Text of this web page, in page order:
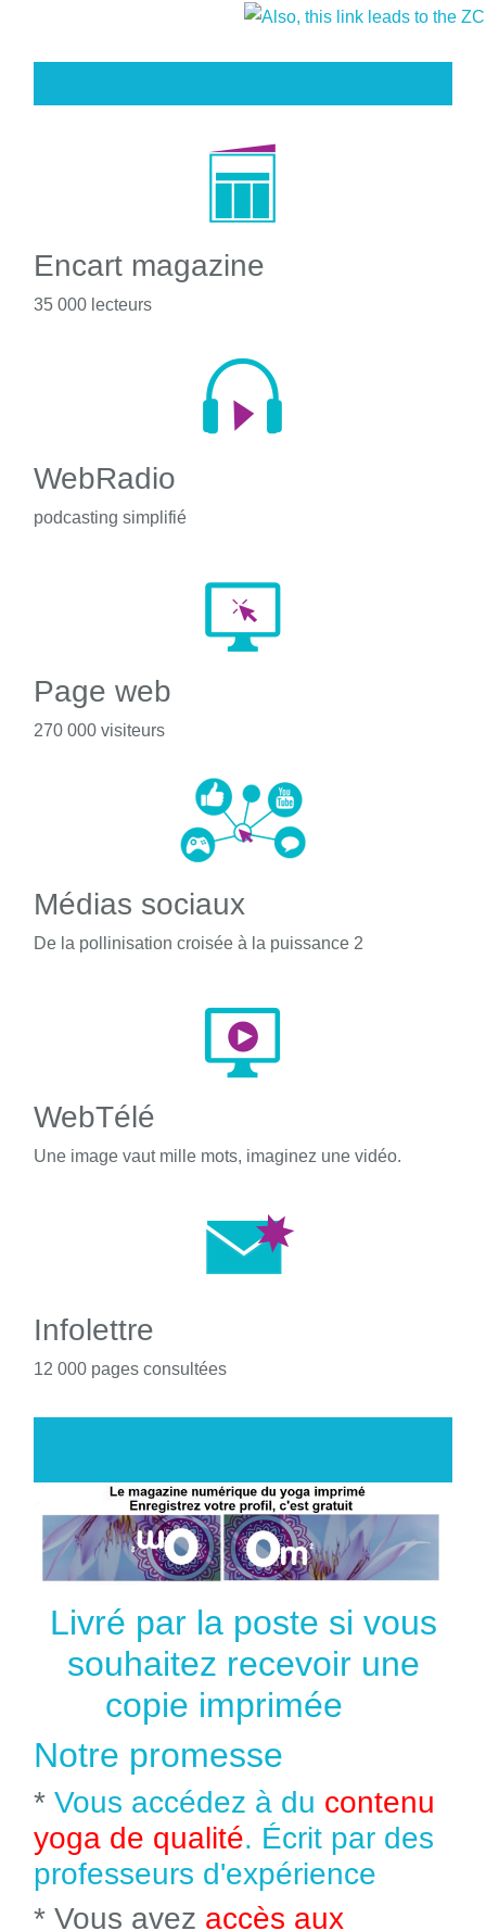
Encart magazine
35 000 lecteurs
WebRadio
podcasting simplifié
Page web
270 000 visiteurs
Médias sociaux
De la pollinisation croisée à la puissance 2
WebTélé
Une image vaut mille mots, imaginez une vidéo.
Infolettre
12 000 pages consultées
Livré par la poste si vous
souhaitez recevoir une
copie imprimée
Notre promesse
* Vous accédez à du contenu
yoga de qualité. Écrit par des
professeurs d'expérience
* Vous avez accès aux